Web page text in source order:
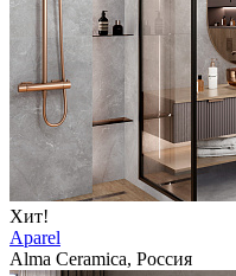
Хит!
Aparel
Alma Ceramica, Россия